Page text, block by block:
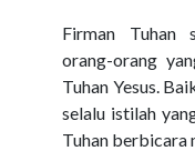
Firman Tuhan
orang-orang
Tuhan Yesus.
selalu istilah
Tuhan berbicara